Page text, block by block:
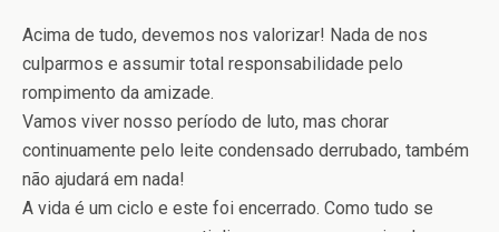
Acima de tudo, devemos nos valorizar! Nada de nos
culparmos e assumir total responsabilidade pelo
rompimento da amizade.
Vamos viver nosso período de luto, mas chorar
continuamente pelo leite condensado derrubado, também
não ajudará em nada!
A vida é um ciclo e este foi encerrado. Como tudo se